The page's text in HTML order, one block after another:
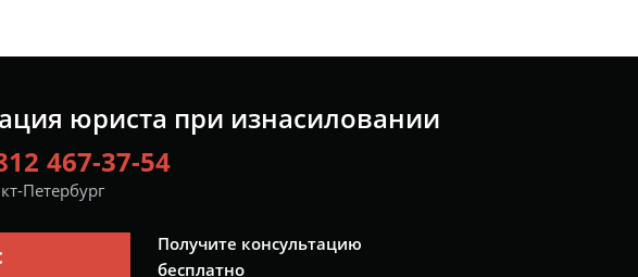
юриста при изнасиловании
467-37-54
Петербург
Получите консультацию
бесплатно